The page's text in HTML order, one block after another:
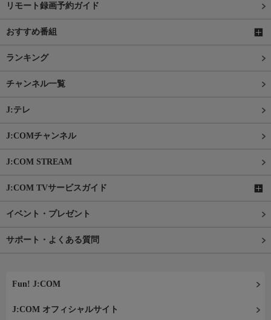
リモート録画予約ガイド
おすすめ番組
ランキング
チャンネル一覧
J:テレ
J:COMチャンネル
J:COM STREAM
J:COM TVサービスガイド
イベント・プレゼント
サポート・よくある質問
Fun! J:COM
J:COM オフィシャルサイト